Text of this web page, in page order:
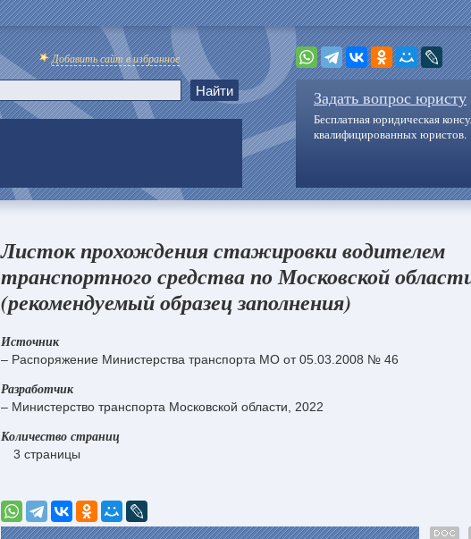
Добавить сайт в избранное
Задать вопрос юристу
Бесплатная юридическая
квалифицированных юристов.
Листок прохождения стажировки водителем
транспортного средства по Московской
(рекомендуемый образец заполнения)
Источник
– Распоряжение Министерства транспорта МО от 05.03.2008 № 46
Разработчик
– Министерство транспорта Московской области, 2022
Количество страниц
3 страницы